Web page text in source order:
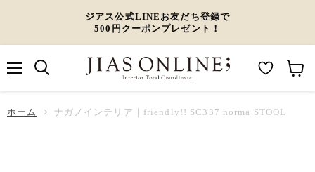
ジアス公式LINEお友だち登録で
500円クーポンプレゼント！
ー
ホーム ナガノインテリア｜friendly!! SC337 norma STOOL